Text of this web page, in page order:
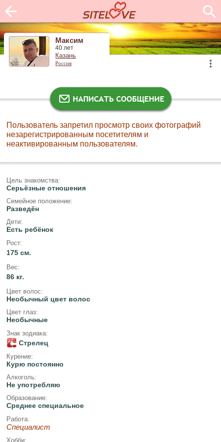
Максим
40 лет
Казань
Россия
Пользователь запретил просмотр своих фотографий
незарегистрированным посетителям и
неактивированным пользователям.
Цель знакомства:
Серьёзные отношения
Семейное положение:
Разведён
Дети:
Есть ребёнок
Рост:
175 см.
Вес:
86 кг.
Цвет волос:
Необычный цвет волос
Цвет глаз:
Необычные
Знак зодиака:
Стрелец
Курение:
Курю постоянно
Алкоголь:
Не употребляю
Образование:
Среднее специальное
Работа:
Специалист
Хобби: